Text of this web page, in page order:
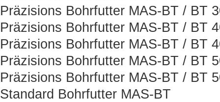
Präzisions Bohrfutter MAS-BT / BT
Präzisions Bohrfutter MAS-BT / BT
Präzisions Bohrfutter MAS-BT / BT
Präzisions Bohrfutter MAS-BT / BT
Präzisions Bohrfutter MAS-BT / BT
Standard Bohrfutter MAS-BT